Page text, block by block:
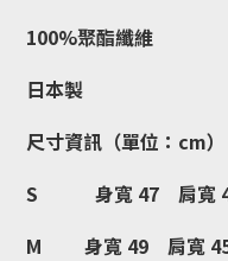
100%聚酯纖維
日本製
尺寸資訊（單位：cm）
S 身寬 47 肩寬
M 身寬 49 肩寬